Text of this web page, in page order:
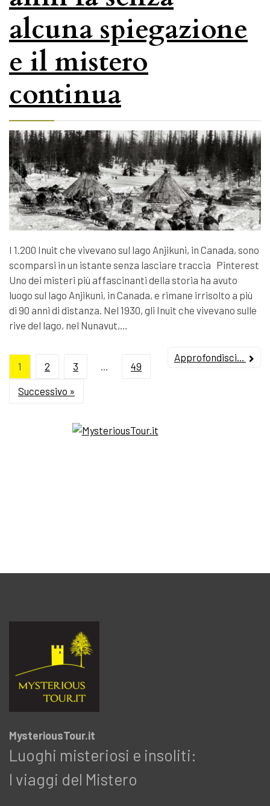
alcuna spiegazione
e il mistero
continua
I 1.200 Inuit che vivevano sul lago Anjikuni, in Canada, sono
scomparsi in un istante senza lasciare traccia Pinterest
Uno dei misteri più affascinanti della storia ha avuto
luogo sul lago Anjikuni, in Canada, e rimane irrisolto a più
di 90 anni di distanza. Nel 1930, gli Inuit che vivevano sulle
rive del lago, nel Nunavut,…
Approfondisci...
1 2 3 49
Successivo »
MysteriousTour.it
Luoghi misteriosi e insoliti:
I viaggi del Mistero